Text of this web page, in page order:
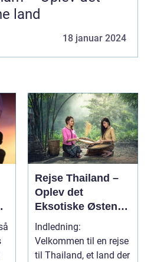
land
18 januar 2024
Rejse Thailand –
Oplev det
Eksotiske Østens
Vidunderland
Indledning:
Velkommen til en rejse
til Thailand, et land der